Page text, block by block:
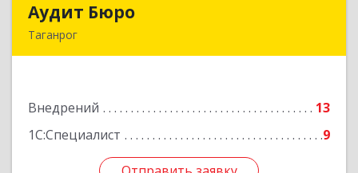
Аудит Бюро
Таганрог
Внедрений
13
1С:Специалист
9
Подробнее